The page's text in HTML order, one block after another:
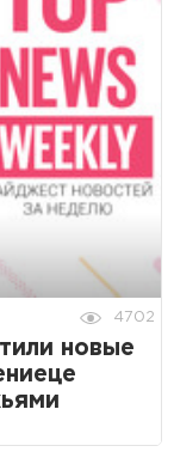
4702
новые